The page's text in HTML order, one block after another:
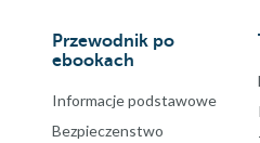
Przewodnik po
ebookach
Informacje podstawowe
Bezpieczenstwo